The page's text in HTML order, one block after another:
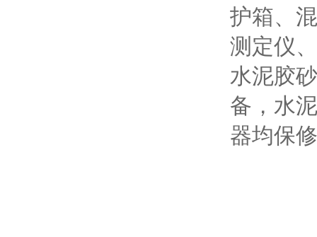
护箱、
测定仪
水泥胶
备，水
器均保